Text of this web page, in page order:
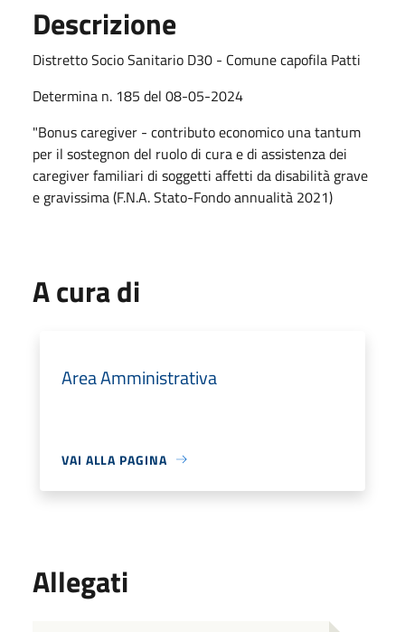
Descrizione
Distretto Socio Sanitario D30 - Comune capofila Patti
Determina n. 185 del 08-05-2024
"Bonus caregiver - contributo economico una tantum
per il sostegnon del ruolo di cura e di assistenza dei
caregiver familiari di soggetti affetti da disabilità grave
e gravissima (F.N.A. Stato-Fondo annualità 2021)
A cura di
Area Amministrativa
VAI ALLA PAGINA
Allegati